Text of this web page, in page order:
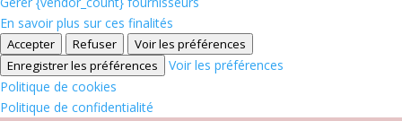
En savoir plus sur ces finalités
Accepter Refuser
Voir les préférences
Enregistrer les préférences
Voir les préférences
Politique de cookies
Politique de confidentialité